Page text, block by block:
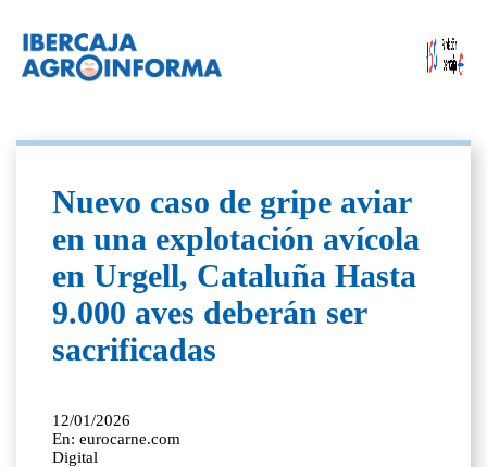
Nuevo caso de gripe aviar
en una explotación avícola
en Urgell, Cataluña Hasta
9.000 aves deberán ser
sacrificadas
12/01/2026
En: eurocarne.com
Digital